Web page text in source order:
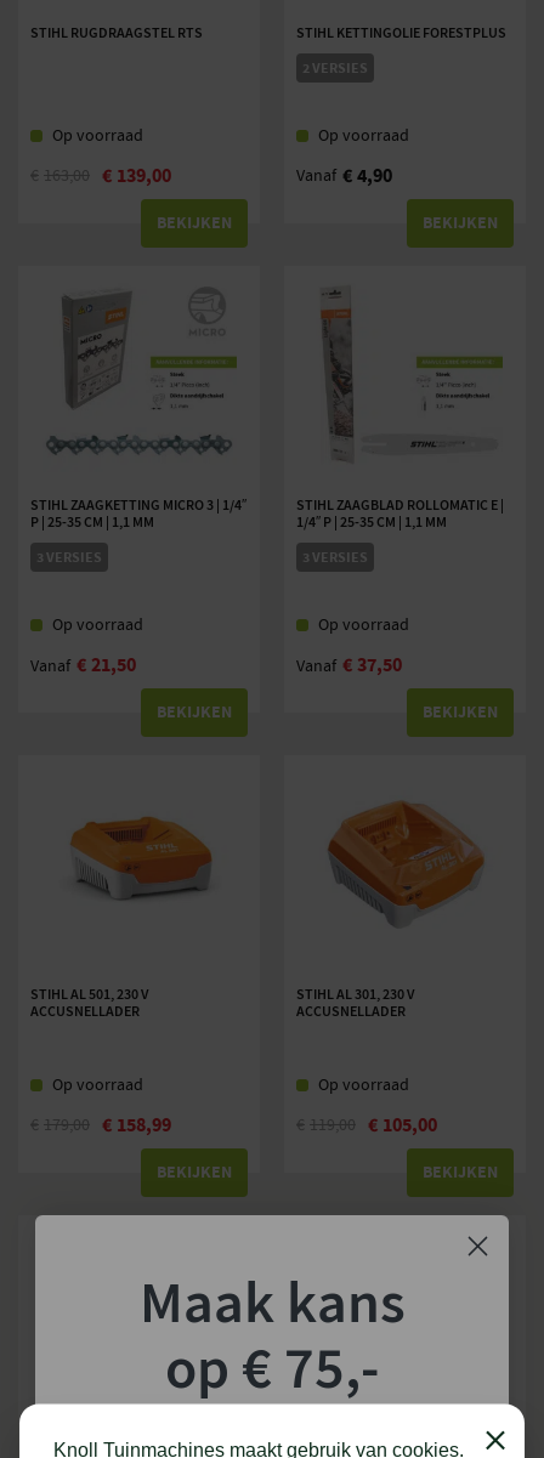
STIHL RUGDRAAGSTEL RTS
Op voorraad
€ 163,00 € 139,00
BEKIJKEN
STIHL KETTINGOLIE FORESTPLUS
2 VERSIES
Op voorraad
Vanaf €4,90
BEKIJKEN
STIHL ZAAGKETTING MICRO 3 | 1/4″
P | 25-35 CM | 1,1 MM
3 VERSIES
Op voorraad
Vanaf €21,50
BEKIJKEN
STIHL ZAAGBLAD ROLLOMATIC E |
1/4″ P | 25-35 CM | 1,1 MM
3 VERSIES
Op voorraad
Vanaf €37,50
BEKIJKEN
STIHL AL 501, 230 V
ACCUSNELLADER
Op voorraad
€ 179,00 € 158,99
BEKIJKEN
STIHL AL 301, 230 V
ACCUSNELLADER
Op voorraad
€ 119,00 € 105,00
BEKIJKEN
Knoll Tuinmachines maakt gebruik van cookies.
Maak kans
op € 75,-
shoptegoed!